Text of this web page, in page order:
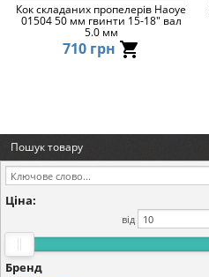
Кок складаних пропелерів Haoye
01504 50 мм гвинти 15-18" вал
5.0 мм
710 грн
Пошук товару
Ціна:
від
Бренд